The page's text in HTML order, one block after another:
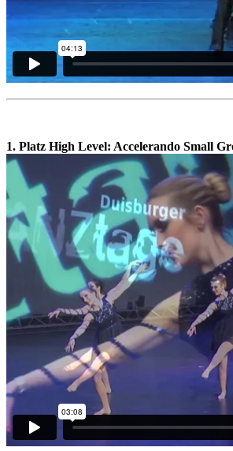
1. Platz High Level: Accelerando Small